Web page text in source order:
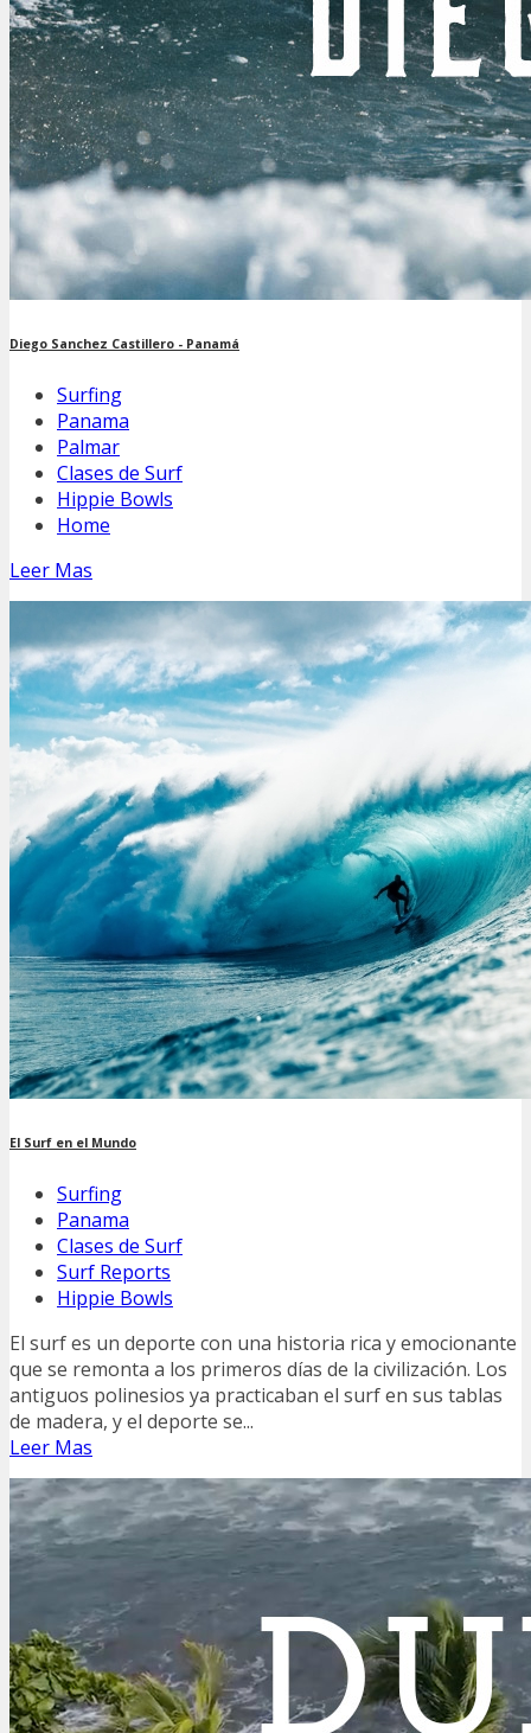
Diego Sanchez Castillero - Panamá
Surfing
Panama
Palmar
Clases de Surf
Hippie Bowls
Home
Leer Mas
El Surf en el Mundo
Surfing
Panama
Clases de Surf
Surf Reports
Hippie Bowls
El surf es un deporte con una historia rica y emocionante
que se remonta a los primeros días de la civilización. Los
antiguos polinesios ya practicaban el surf en sus tablas
de madera, y el deporte se...
Leer Mas